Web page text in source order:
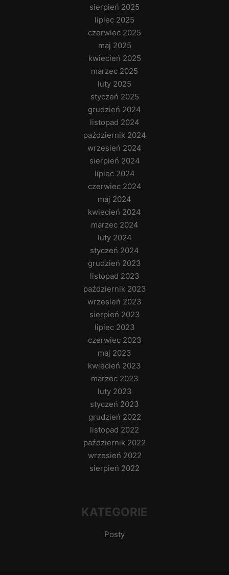
sierpień 2025
lipiec 2025
czerwiec 2025
maj 2025
kwiecień 2025
marzec 2025
luty 2025
styczeń 2025
grudzień 2024
listopad 2024
październik 2024
wrzesień 2024
sierpień 2024
lipiec 2024
czerwiec 2024
maj 2024
kwiecień 2024
marzec 2024
luty 2024
styczeń 2024
grudzień 2023
listopad 2023
październik 2023
wrzesień 2023
sierpień 2023
lipiec 2023
czerwiec 2023
maj 2023
kwiecień 2023
marzec 2023
luty 2023
styczeń 2023
grudzień 2022
listopad 2022
październik 2022
wrzesień 2022
sierpień 2022
KATEGORIE
Posty